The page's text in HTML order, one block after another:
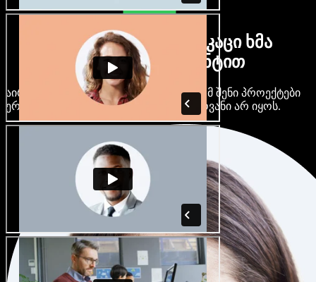
ბევრი ქალი და მამაკაცი ხმა
ნებისმიერი აქცენტით
აირჩიე ასობით AI ხმა და აქცენტი, რომ შენი პროექტები
ერთმანეთს არ ჰგავდეს და ერთფეროვანი არ იყოს.